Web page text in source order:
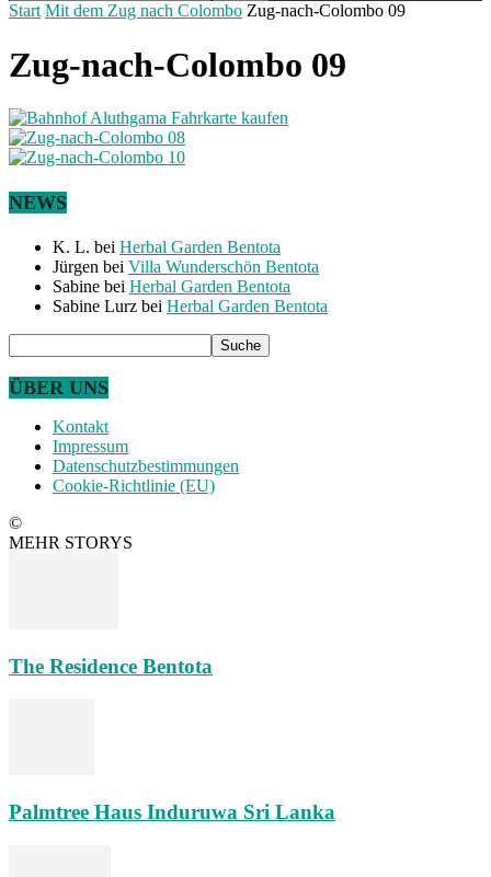
Start Mit dem Zug nach Colombo Zug-nach-Colombo 09
Zug-nach-Colombo 09
NEWS
K. L. bei Herbal Garden Bentota
Jürgen bei Villa Wunderschön Bentota
Sabine bei Herbal Garden Bentota
Sabine Lurz bei Herbal Garden Bentota
ÜBER UNS
Kontakt
Impressum
Datenschutzbestimmungen
Cookie-Richtlinie (EU)
©
MEHR STORYS
The Residence Bentota
Palmtree Haus Induruwa Sri Lanka